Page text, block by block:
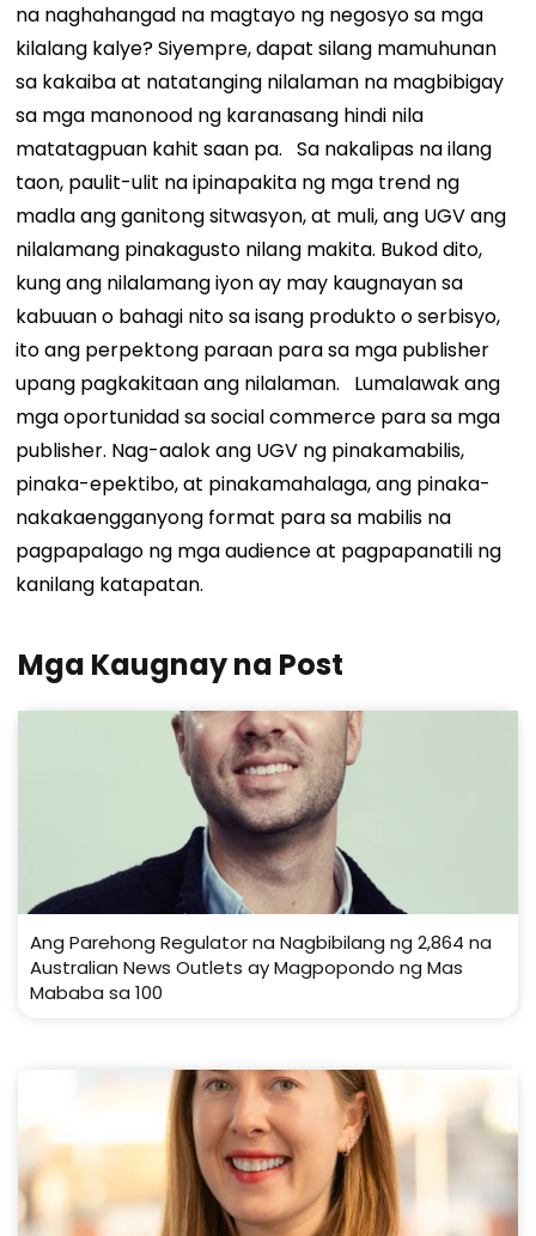
na naghahangad na magtayo ng negosyo sa mga
kilalang kalye? Siyempre, dapat silang mamuhunan
sa kakaiba at natatanging nilalaman na magbibigay
sa mga manonood ng karanasang hindi nila
matatagpuan kahit saan pa. Sa nakalipas na ilang
taon, paulit-ulit na ipinapakita ng mga trend ng
madla ang ganitong sitwasyon, at muli, ang UGV ang
nilalamang pinakagusto nilang makita. Bukod dito,
kung ang nilalamang iyon ay may kaugnayan sa
kabuuan o bahagi nito sa isang produkto o serbisyo,
ito ang perpektong paraan para sa mga publisher
upang pagkakitaan ang nilalaman.
Lumalawak ang
mga oportunidad sa social commerce para sa mga
publisher. Nag-aalok ang UGV ng pinakamabilis,
pinaka-epektibo, at pinakamahalaga, ang pinaka-
nakakaengganyong format para sa mabilis na
pagpapalago ng mga audience at pagpapanatili ng
kanilang katapatan.
Mga Kaugnay na Post
Ang Parehong Regulator na Nagbibilang ng 2,864 na
Australian News Outlets ay Magpopondo ng Mas
Mababa sa 100